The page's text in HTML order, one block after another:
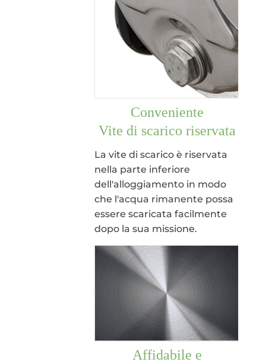
Conveniente
Vite di scarico riservata
La vite di scarico è riservata
nella parte inferiore
dell'alloggiamento in modo
che l'acqua rimanente possa
essere scaricata facilmente
dopo la sua missione.
Affidabile e